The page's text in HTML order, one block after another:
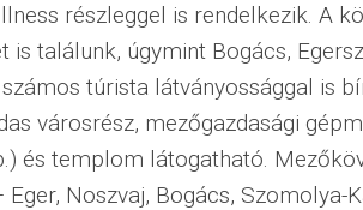
részleggel is rendelkezik. A
is találunk, úgymint Bogács,
túrista látványossággal is
városrész, mezőgazdasági
és templom látogatható.
Noszvaj, Bogács, Szomolya-